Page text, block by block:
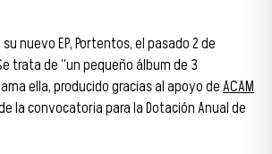
nuevo EP, Portentos, el pasado 2 de
trata de “un pequeño álbum de 3
ella, producido gracias al apoyo deACAM
la convocatoria para la Dotación Anual de